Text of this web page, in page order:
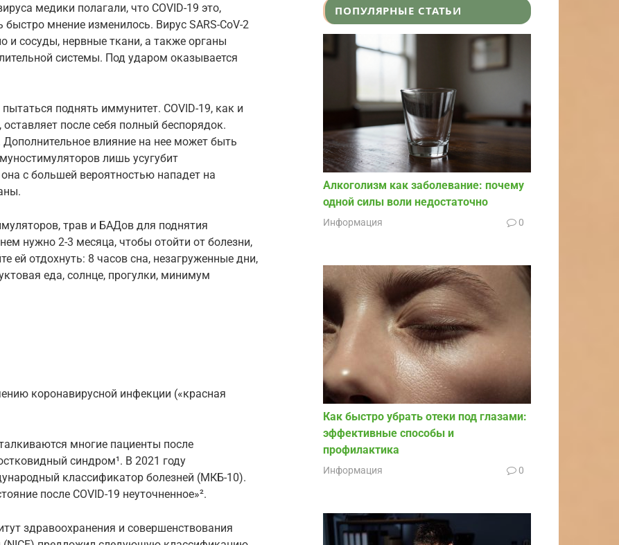
медики полагали, что COVID-19 это,
быстро мнение изменилось. Вирус SARS-CoV-2
и сосуды, нервные ткани, а также органы
системы. Под ударом оказывается
поднять иммунитет. COVID-19, как и
после себя полный беспорядок.
влияние на нее может быть
лишь усугубит
с большей вероятностью нападет на
трав и БАДов для поднятия
нужно 2-3 месяца, чтобы отойти от болезни,
ей отдохнуть: 8 часов сна, незагруженные дни,
еда, солнце, прогулки, минимум
коронавирусной инфекции («красная
многие пациенты после
синдром¹. В 2021 году
классификатор болезней (МКБ-10).
после COVID-19 неуточненное»².
здравоохранения и совершенствования
ПОПУЛЯРНЫЕ СТАТЬИ
Алкоголизм как заболевание: почему
одной силы воли недостаточно
Информация 0
Как быстро убрать отеки под глазами:
эффективные способы и
профилактика
Информация 0